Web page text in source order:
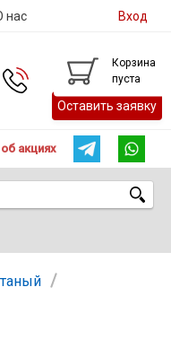
нас Вход
Корзина
пуста
Оставить заявку
акциях